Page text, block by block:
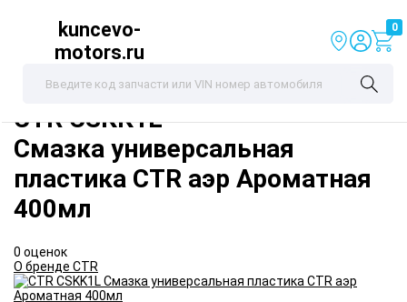
kuncevo-
motors.ru
0
CTRCSKK1L
Смазка универсальная
пластика CTR аэр Ароматная
400мл
0 оценок
О бренде CTR